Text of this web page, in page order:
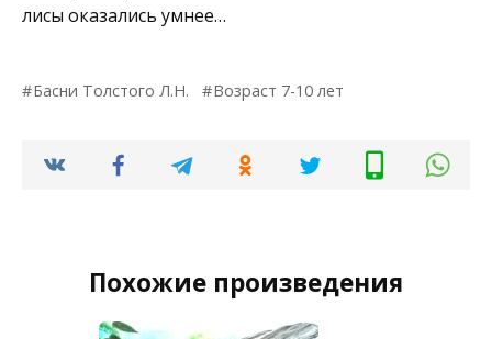
лисы оказались умнее…
Басни Толстого Л.Н. Возраст 7-10 лет
Похожие произведения